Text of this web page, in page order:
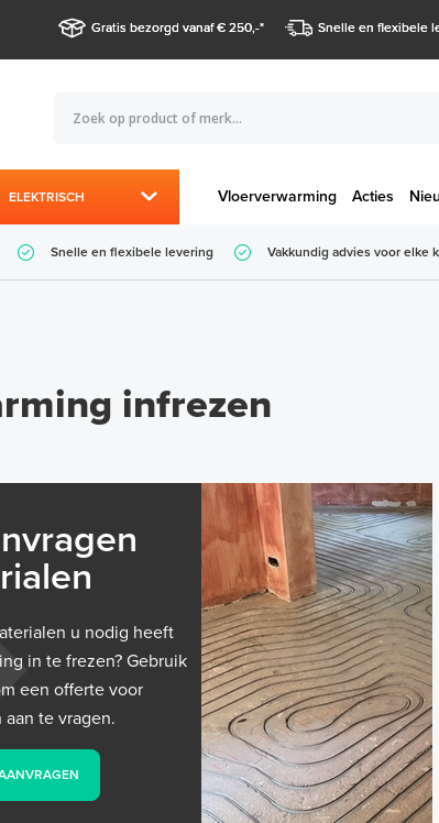
Gratis bezorgd vanaf € 250,-* Snelle en flexibele
ELEKTRISCH Vloerverwarming Acties
Snelle en flexibele levering Vakkundig advies voor elke
infrezen
u nodig heeft
in te frezen? Gebruik
een offerte voor
te vragen.